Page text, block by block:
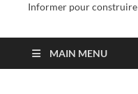
Informer pour construire
MAIN MENU